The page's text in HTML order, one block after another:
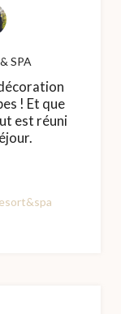
SPA
! Et que
est réuni